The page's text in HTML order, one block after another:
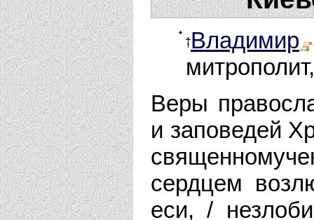
Владимир
Веры
и заповедей
сердцем
еси, /